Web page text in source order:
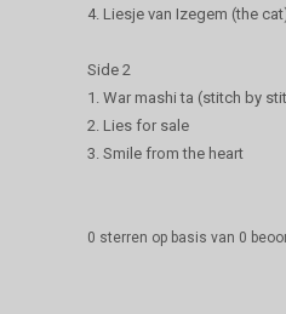
4. Liesje van Izegem (the
Side 2
1. War mashi ta (stitch by
2. Lies for sale
3. Smile from the heart
0 sterren op basis van 0